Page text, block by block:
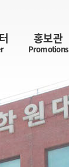
홍보관
Promotions